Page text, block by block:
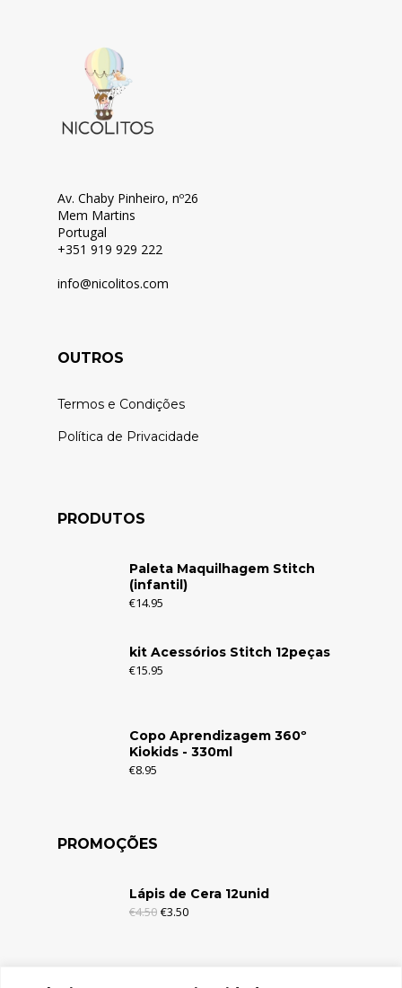
Av. Chaby Pinheiro, nº26
Mem Martins
Portugal
+351 919 929 222
info@nicolitos.com
OUTROS
Termos e Condições
Política de Privacidade
PRODUTOS
Paleta Maquilhagem Stitch
(infantil)
€14.95
kit Acessórios Stitch 12peças
€15.95
Copo Aprendizagem 360º
Kiokids - 330ml
€8.95
PROMOÇÕES
Lápis de Cera 12unid
€4.50 €3.50